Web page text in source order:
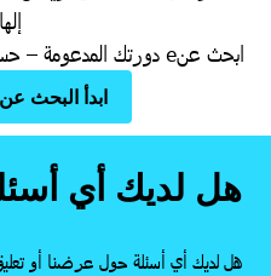
ابحث عنeدورتك المدعومة – حسب
ابدأ البحث عن
هل لديك أي
هل لديك أي أسئلة حول عرضنا أو